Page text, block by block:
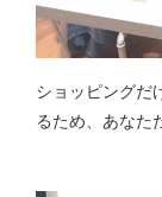
ショッピングだ
るため、あなた